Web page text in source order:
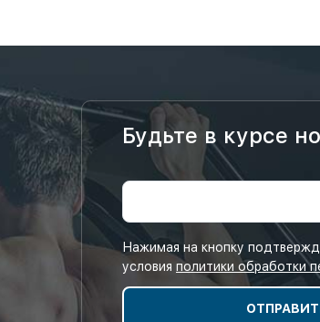
Будьте в курсе
Нажимая на кнопку
условия политики обработки